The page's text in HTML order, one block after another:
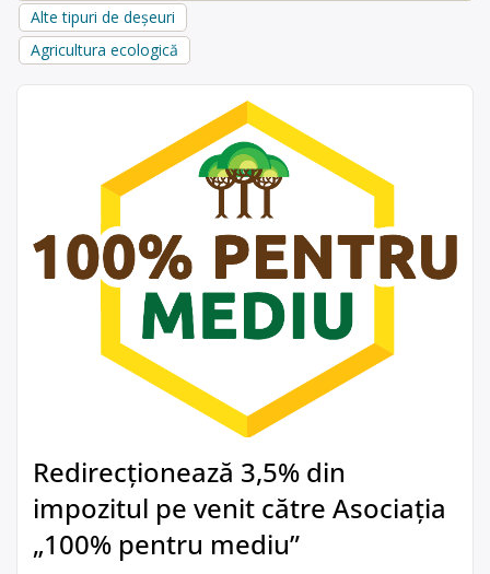
Alte tipuri de deșeuri
Agricultura ecologică
Redirecționează 3,5% din
impozitul pe venit către Asociația
„100% pentru mediu”